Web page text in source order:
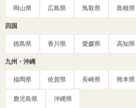
岡山県 広島県 鳥取県 島根県
四国
徳島県 香川県 愛媛県 高知県
九州・沖縄
福岡県 佐賀県 長崎県 熊本県
鹿児島県 沖縄県